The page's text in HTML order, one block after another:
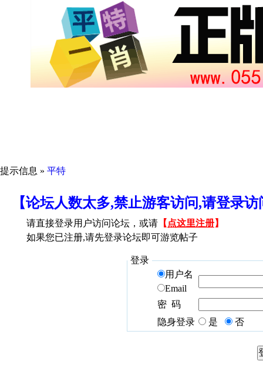
提示信息 » 平特
【论坛人数太多,禁止游客访问,请登录
请直接登录用户访问论坛，或请 【 点这里注册】
如果您已注册,请先登录论坛即可游览帖子
登录
用户名
Email
密 码
隐身登录
是 否